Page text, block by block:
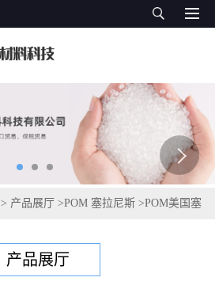
> 产品展厅 >POM 塞拉尼斯 >POM美国塞
产品展厅